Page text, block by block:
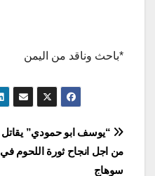
*باحث وناقد من اليمن
تصفّح
المقالات
“يوسف ابو حمودي” يقاتل
من اجل انجاح ثورة اللحوم في
سوهاج